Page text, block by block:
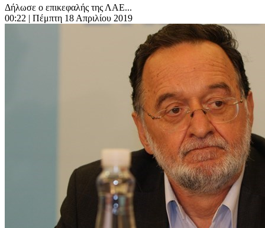
Δήλωσε ο επικεφαλής της ΛΑΕ...
00:22 | Πέμπτη 18 Απριλίου 2019